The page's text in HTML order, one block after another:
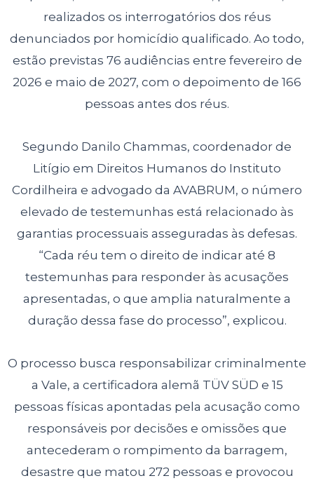
realizados os interrogatórios dos réus
denunciados por homicídio qualificado. Ao todo,
estão previstas 76 audiências entre fevereiro de
2026 e maio de 2027, com o depoimento de 166
pessoas antes dos réus.
Segundo Danilo Chammas, coordenador de
Litígio em Direitos Humanos do Instituto
Cordilheira e advogado da AVABRUM, o número
elevado de testemunhas está relacionado às
garantias processuais asseguradas às defesas.
“Cada réu tem o direito de indicar até 8
testemunhas para responder às acusações
apresentadas, o que amplia naturalmente a
duração dessa fase do processo”, explicou.
O processo busca responsabilizar criminalmente
a Vale, a certificadora alemã TÜV SÜD e 15
pessoas físicas apontadas pela acusação como
responsáveis por decisões e omissões que
antecederam o rompimento da barragem,
desastre que matou 272 pessoas e provocou